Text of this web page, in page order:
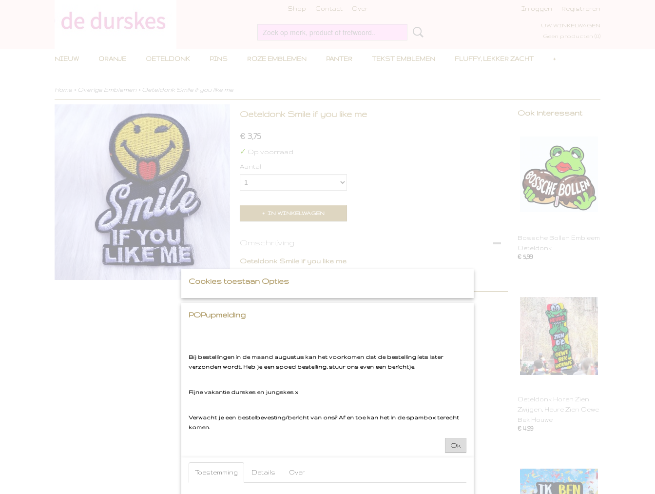
Shop Contact Over Inloggen Registreren
UW WINKELWAGEN
Geen producten (0)
NIEUW ORANJE OETELDONK PINS ROZE EMBLEMEN PANTER TEKST EMBLEMEN FLUFFY, LEKKER ZACHT +
Home > Overige Emblemen > Oeteldonk Smile if you like me
Oeteldonk Smile if you like me
€ 3,75
✓ Op voorraad
Aantal
IN WINKELWAGEN
Omschrijving
Oeteldonk Smile if you like me
Strijkembleem rood wit geel
Ook interessant
Bossche Bollen Embleem
Oeteldonk
€ 5,99
Oeteldonk Horen Zien
Zwijgen, Heure Zien Oewe
Bek Houwe
€ 4,99
Cookies toestaan Opties
POPupmelding
Bij bestellingen in de maand augustus kan het voorkomen dat de bestelling iets later
verzonden wordt. Heb je een spoed bestelling, stuur ons even een berichtje.
Fijne vakantie durskes en jungskes x
Verwacht je een bestelbevesting/bericht van ons? Af en toe kan het in de spambox terecht
komen.
Ok
Toestemming Details Over